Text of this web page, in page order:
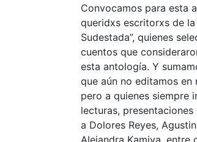
Convocamos para esta
queridxs escritorxs de la
Sudestada”, quienes
cuentos que
esta antología. Y
que aún no editamos en
pero a quienes siempre
lecturas,
a Dolores Reyes,